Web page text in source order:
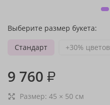
Выберите размер букета:
Стандарт
+30% цветов
9 760 ₽
Размер: 45 × 50 см